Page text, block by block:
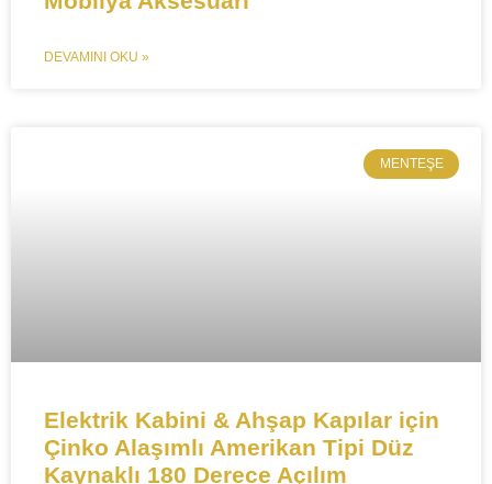
DEVAMINI OKU »
MENTEŞE​
​​​​​​Elektrik Kabini & Ahşap Kapılar için
Çinko Alaşımlı Amerikan Tipi Düz
Kaynaklı 180 Derece Açılım